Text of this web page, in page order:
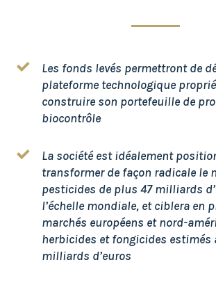
Les fonds levés permettront de
plateforme technologique
construire son portefeuille de
biocontrôle
La société est idéalement
transformer de façon radicale le
pesticides de plus 47 milliards
l’échelle mondiale, et ciblera en
marchés européens et nord-
herbicides et fongicides estimés
milliards d’euros